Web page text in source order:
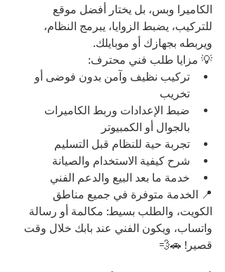
الكاميرا وبس، بل يختار أفضل موقع
للتركيب، يضبط الزوايا، يبرمج النظام،
ويربطه بجهازك أو موبايلك.
💡 مزايا طلب فني محترف:
تركيب نظيف وآمن بدون فوضى أو
تخريب
ضبط الإعدادات وربط الكاميرات
بالجوال أو الكمبيوتر
تجربة حية للنظام قبل التسليم
شرح كيفية الاستخدام والصيانة
خدمة ما بعد البيع والدعم الفني
📍 الخدمة متوفرة في جميع مناطق
الكويت، والطلب بسيط: مكالمة أو رسالة
واتساب، ويكون الفني عند بابك خلال وقت
قصير! 🚗💨